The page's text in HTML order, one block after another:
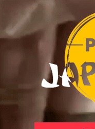
Mentions
Légales
Programme
Fidélité